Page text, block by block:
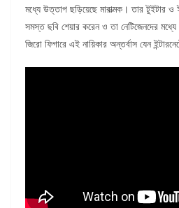
মধ্যে উত্তাপ ছড়িয়েছে মারাত্মক। তার টুইটার ও
সমস্ত ছবি শেয়ার করেন ও তা নেটিজেনদের
জিরো ফিগারে এই নায়িকার অন্তর্বাস যেন